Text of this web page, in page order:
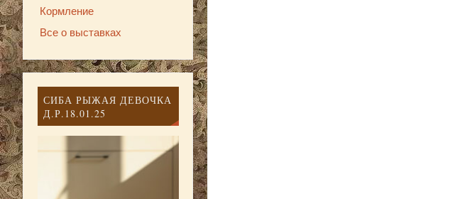
Кормление
Все о выставках
СИБА РЫЖАЯ ДЕВОЧКА
Д.Р.18.01.25